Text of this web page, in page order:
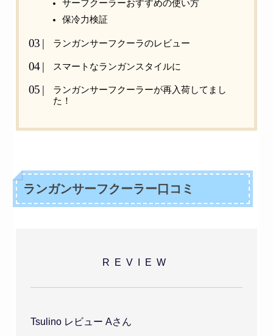
サーフクーラーおすすめの使い方
保冷力検証
ランガンサーフクーラのレビュー
スマートなランガンスタイルに
ランガンサーフクーラーが再入荷してまし
た！
ランガンサーフクーラー口コミ
REVIEW
Tsulino レビュー Aさん